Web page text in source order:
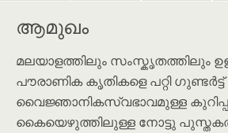
ആമുഖം
മലയാളത്തിലും സംസ്കൃതത്തിലും
പൗരാണിക കൃതികളെ പറ്റി
വൈജ്ഞാനികസ്വഭാവമുള്ള
കൈയെഴുത്തിലുള്ള നോട്ടു